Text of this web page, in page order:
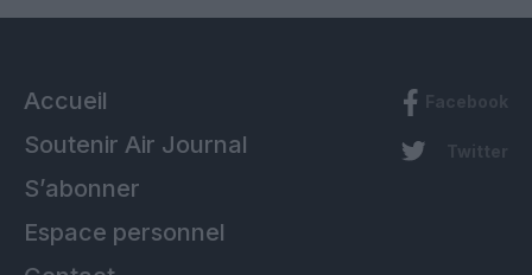
Accueil
Soutenir Air Journal
S’abonner
Espace personnel